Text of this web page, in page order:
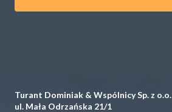
Turant Dominiak & Wspólnicy Sp. z o.o.
ul. Mała Odrzańska 21/1